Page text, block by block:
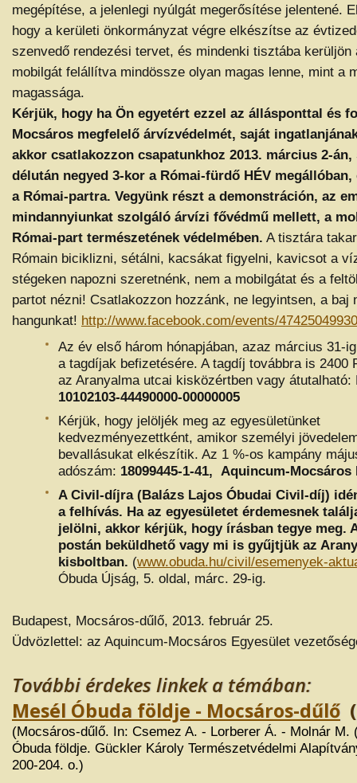
megépítése, a jelenlegi nyúlgát megerősítése jelentené.
hogy a kerületi önkormányzat végre elkészítse az
szenvedő rendezési tervet, és mindenki tisztába kerüljön
mobilgát felállítva mindössze olyan magas lenne, mint a
magassága.
Kérjük, hogy ha Ön egyetért ezzel az állásponttal és
Mocsáros megfelelő árvízvédelmét, saját
akkor csatlakozzon csapatunkhoz 2013. március 2-
délután negyed 3-kor a Római-fürdő HÉV
a Római-partra. Vegyünk részt a demonstráción, az
mindannyiunkat szolgáló árvízi fővédmű mellett, a
Római-part természetének védelmében. A tisztára
Rómain biciklizni, sétálni, kacsákat figyelni, kavicsot a
stégeken napozni szeretnénk, nem a mobilgátat és a
partot nézni! Csatlakozzon hozzánk, ne legyintsen, a baj
hangunkat! http://www.facebook.com/events/
Az év első három hónapjában, azaz március 31-
a tagdíjak befizetésére. A tagdíj továbbra is 2400
az Aranyalma utcai kisközértben vagy átutalható:
10102103-44490000-00000005
Kérjük, hogy jelöljék meg az egyesületünket
kedvezményezettként, amikor személyi
bevallásukat elkészítik. Az 1 %-os kampány
adószám: 18099445-1-41, Aquincum-Mocsáros
A Civil-díjra (Balázs Lajos Óbudai Civil-díj)
a felhívás. Ha az egyesületet érdemesnek
jelölni, akkor kérjük, hogy írásban tegye meg.
postán beküldhető vagy mi is gyűjtjük az
kisboltban. (www.obuda.hu/civil/esemenyek-
Óbuda Újság, 5. oldal, márc. 29-ig.
Budapest, Mocsáros-dűlő, 2013. február 25.
Üdvözlettel: az Aquincum-Mocsáros Egyesület
További érdekes linkek a témában:
Mesél Óbuda földje - Mocsáros-dűlő
(Mocsáros-dűlő. In: Csemez A. - Lorberer Á. - Molnár
Óbuda földje. Gückler Károly Természetvédelmi
200-204. o.)